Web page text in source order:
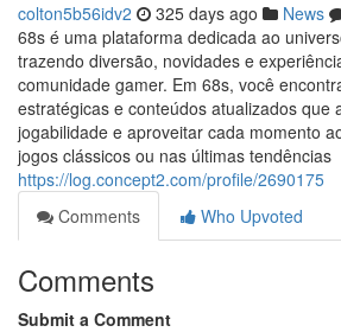
colton5b56idv2 325 days ago News
68s é uma plataforma dedicada ao
trazendo diversão, novidades e
comunidade gamer. Em 68s, você
estratégicas e conteúdos atualizados que
jogabilidade e aproveitar cada momento
jogos clássicos ou nas últimas tendências
https://log.concept2.com/profile/2690175
Comments
Who Upvoted
Comments
Submit a Comment